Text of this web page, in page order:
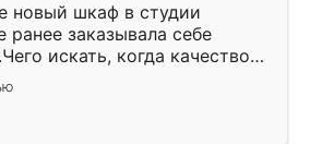
новый шкаф в студии
ранее заказывала себе
искать, когда качеством
Служит кухня уже почти
нет.